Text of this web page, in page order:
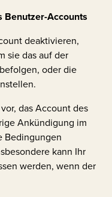
Benutzer-Accounts
deaktivieren,
sie das auf der
oder die
das Account des
Ankündigung im
Bedingungen
kann Ihr
werden, wenn der